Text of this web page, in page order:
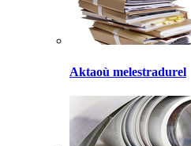
Aktaoù melestradurel